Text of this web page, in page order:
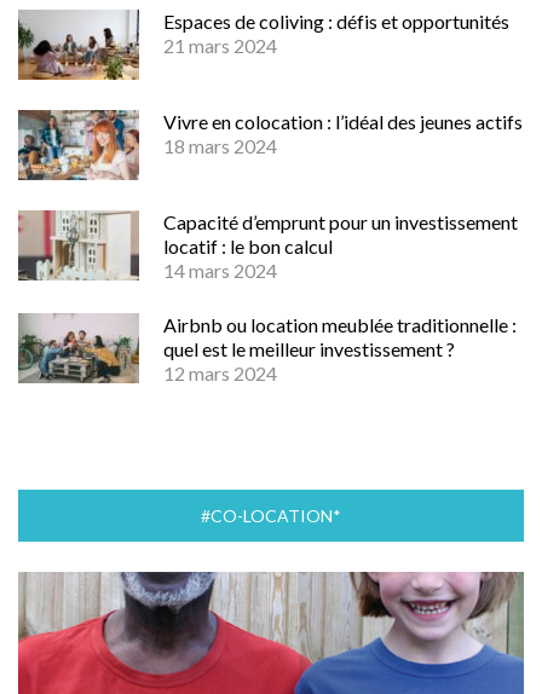
Espaces de coliving : défis et opportunités
21 mars 2024
Vivre en colocation : l’idéal des jeunes actifs
18 mars 2024
Capacité d’emprunt pour un investissement
locatif : le bon calcul
14 mars 2024
Airbnb ou location meublée traditionnelle :
quel est le meilleur investissement ?
12 mars 2024
#CO-LOCATION*